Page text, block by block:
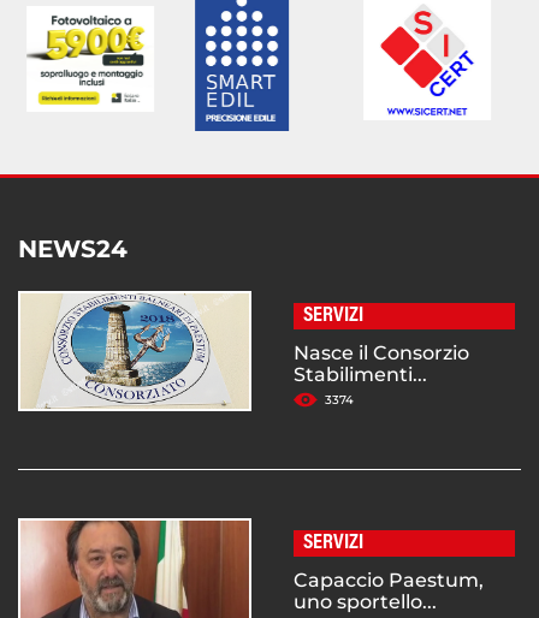
NEWS24
SERVIZI
Nasce il Consorzio
Stabilimenti...
3374
SERVIZI
Capaccio Paestum,
uno sportello...